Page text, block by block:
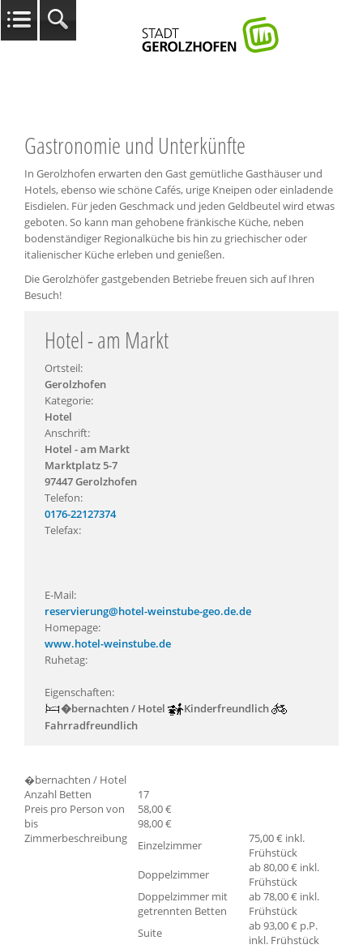
Gastronomie und Unterkünfte
In Gerolzhofen erwarten den Gast gemütliche Gasthäuser und
Hotels, ebenso wie schöne Cafés, urige Kneipen oder einladende
Eisdielen. Für jeden Geschmack und jeden Geldbeutel wird etwas
geboten. So kann man gehobene fränkische Küche, neben
bodenständiger Regionalküche bis hin zu griechischer oder
italienischer Küche erleben und genießen.
Die Gerolzhöfer gastgebenden Betriebe freuen sich auf Ihren
Besuch!
Hotel - am Markt
Ortsteil:
Gerolzhofen
Kategorie:
Hotel
Anschrift:
Hotel - am Markt
Marktplatz 5-7
97447 Gerolzhofen
Telefon:
0176-22127374
Telefax:
E-Mail:
reservierung@hotel-weinstube-geo.de.de
Homepage:
www.hotel-weinstube.de
Ruhetag:
Eigenschaften:
�bernachten / Hotel
Kinderfreundlich
Fahrradfreundlich
�bernachten / Hotel
Anzahl Betten
17
Preis pro Person von
58,00 €
bis
98,00 €
Zimmerbeschreibung
Einzelzimmer
75,00 € inkl.
Frühstück
Doppelzimmer
ab 80,00 € inkl.
Frühstück
Doppelzimmer mit
getrennten Betten
ab 78,00 € inkl.
Frühstück
Suite
ab 93,00 € p.P.
inkl. Frühstück